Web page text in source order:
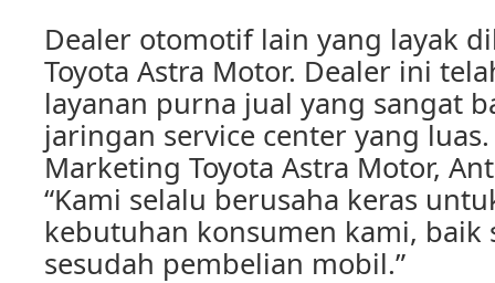
Dealer otomotif lain yang layak
Toyota Astra Motor. Dealer ini
layanan purna jual yang sangat
jaringan service center yang
Marketing Toyota Astra Motor,
“Kami selalu berusaha keras
kebutuhan konsumen kami, baik
sesudah pembelian mobil.”